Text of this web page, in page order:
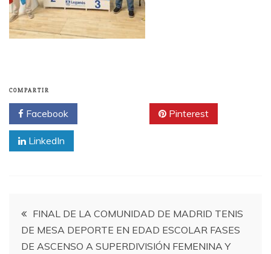
COMPARTIR
Facebook Pinterest
LinkedIn
Navegación
de
FINAL DE LA COMUNIDAD DE MADRID TENIS
DE MESA DEPORTE EN EDAD ESCOLAR FASES
DE ASCENSO A SUPERDIVISIÓN FEMENINA Y